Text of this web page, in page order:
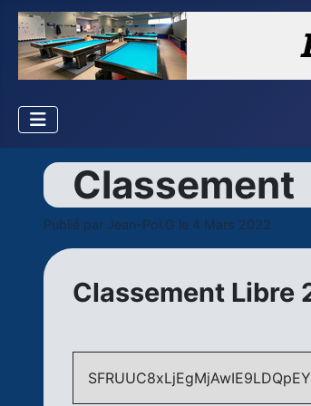
Classement
Publié par Jean-Pol.G le 4 Mars 2022
Classement Libre